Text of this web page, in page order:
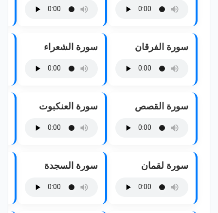
سورة الفرقان سورة الشعراء
سورة القصص سورة العنكبوت
سورة لقمان سورة السجدة